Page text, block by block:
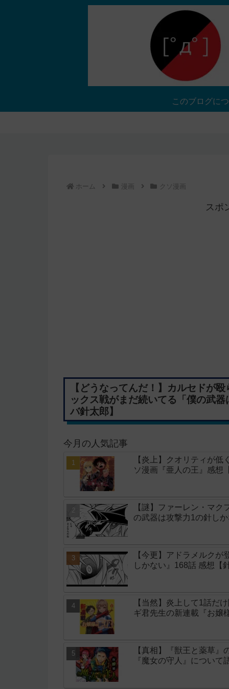
このブログに
ホーム 漫画 クソ漫画
スポ
【どうなってんだ！】カルセドが
ックス戦がまだ続いてる「僕の武
バ針太郎】
今月の人気記事
【炎上】クオリティが
ソ漫画『亜人の王』感想
【謎】ファーレン・マ
の武器は攻撃力1の針し
【今更】アドラメルク
しかない』168話 感想【
【当然】炎上して1話だ
ギ君先生の新連載『お嬢
【真相】『獣王と薬草
『魔女の守人』について